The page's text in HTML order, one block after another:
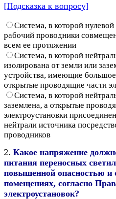
[Подсказка к вопросу]
Система, в которой
рабочий проводники
всем ее протяжении
Система, в которой
изолирована от земли или
устройства, имеющие
открытые проводящие части
Система, в которой
заземлена, а открытые
электроустановки
нейтрали источника
проводников
2. Какое напряжение
питания переносных
повышенной опасностью и
помещениях, согласно
электроустановок?